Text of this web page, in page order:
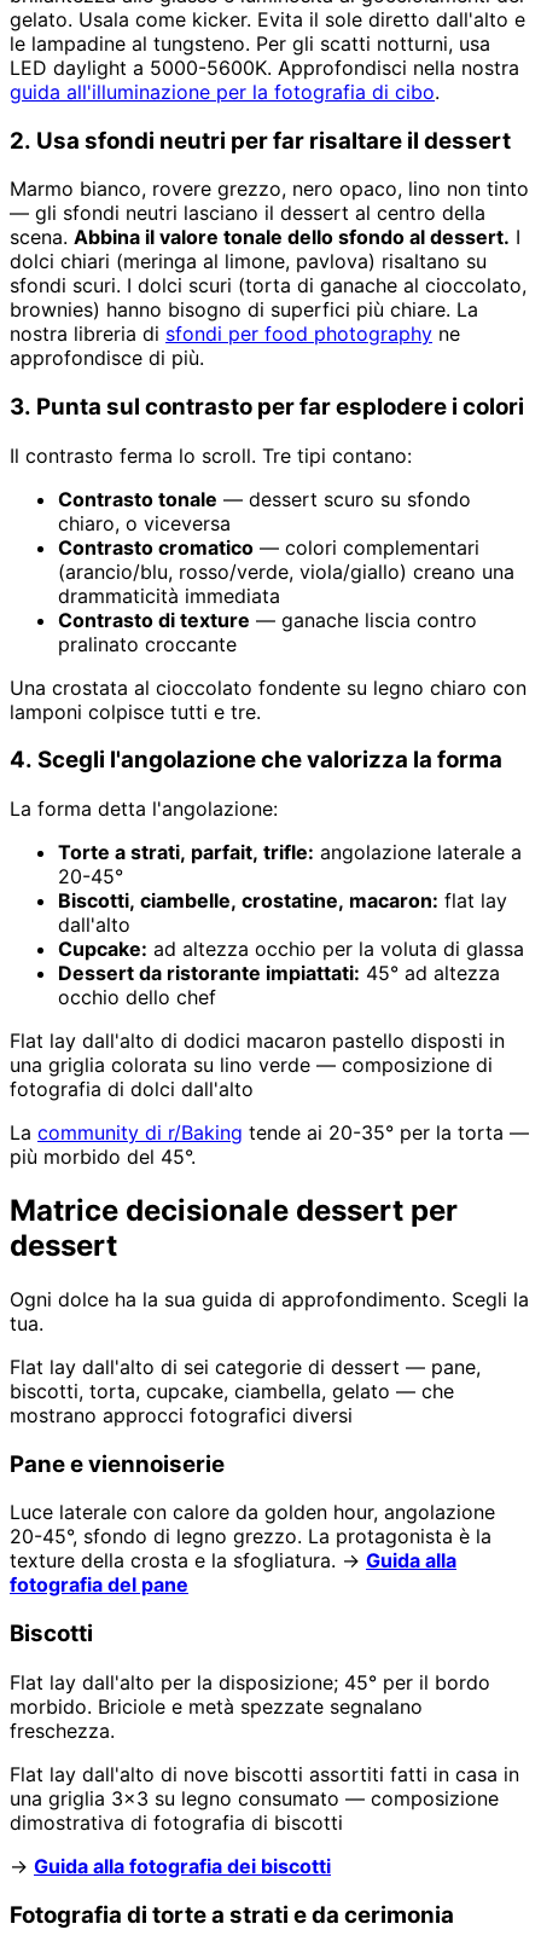
gelato. Usala come kicker. Evita il sole diretto dall'alto e
le lampadine al tungsteno. Per gli scatti notturni, usa
LED daylight a 5000-5600K. Approfondisci nella nostra
guida all'illuminazione per la fotografia di cibo.
2. Usa sfondi neutri per far risaltare il dessert
Marmo bianco, rovere grezzo, nero opaco, lino non tinto
— gli sfondi neutri lasciano il dessert al centro della
scena. Abbina il valore tonale dello sfondo al dessert. I
dolci chiari (meringa al limone, pavlova) risaltano su
sfondi scuri. I dolci scuri (torta di ganache al cioccolato,
brownies) hanno bisogno di superfici più chiare. La
nostra libreria di sfondi per food photography ne
approfondisce di più.
3. Punta sul contrasto per far esplodere i colori
Il contrasto ferma lo scroll. Tre tipi contano:
Contrasto tonale — dessert scuro su sfondo
chiaro, o viceversa
Contrasto cromatico — colori complementari
(arancio/blu, rosso/verde, viola/giallo) creano una
drammaticità immediata
Contrasto di texture — ganache liscia contro
pralinato croccante
Una crostata al cioccolato fondente su legno chiaro con
lamponi colpisce tutti e tre.
4. Scegli l'angolazione che valorizza la forma
La forma detta l'angolazione:
Torte a strati, parfait, trifle: angolazione laterale a
20-45°
Biscotti, ciambelle, crostatine, macaron: flat lay
dall'alto
Cupcake: ad altezza occhio per la voluta di glassa
Dessert da ristorante impiattati: 45° ad altezza
occhio dello chef
Flat lay dall'alto di dodici macaron pastello disposti in
una griglia colorata su lino verde — composizione di
fotografia di dolci dall'alto
La community di r/Baking tende ai 20-35° per la torta —
più morbido del 45°.
Matrice decisionale dessert per
dessert
Ogni dolce ha la sua guida di approfondimento. Scegli la
tua.
Flat lay dall'alto di sei categorie di dessert — pane,
biscotti, torta, cupcake, ciambella, gelato — che
mostrano approcci fotografici diversi
Pane e viennoiserie
Luce laterale con calore da golden hour, angolazione
20-45°, sfondo di legno grezzo. La protagonista è la
texture della crosta e la sfogliatura. → Guida alla
fotografia del pane
Biscotti
Flat lay dall'alto per la disposizione; 45° per il bordo
morbido. Briciole e metà spezzate segnalano
freschezza.
Flat lay dall'alto di nove biscotti assortiti fatti in casa in
una griglia 3x3 su legno consumato — composizione
dimostrativa di fotografia di biscotti
→ Guida alla fotografia dei biscotti
Fotografia di torte a strati e da cerimonia